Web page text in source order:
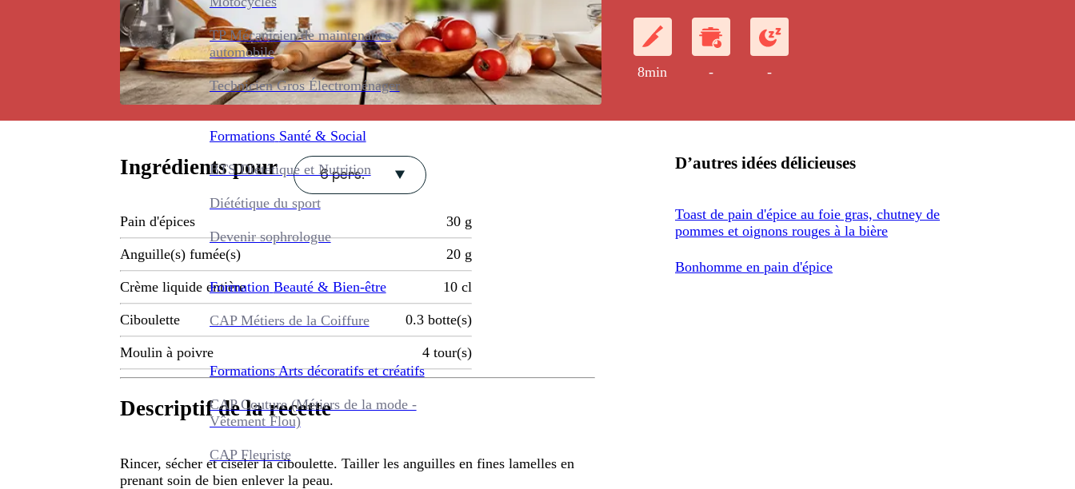
TP Mécanicien de maintenance
automobile
Technicien Gros Électroménager
Formations Santé & Social
BTS Diététique et Nutrition
Diététique du sport
Devenir sophrologue
Formation Beauté & Bien-être
CAP Métiers de la Coiffure
Formations Arts décoratifs et créatifs
CAP Couture (Métiers de la mode -
Vêtement Flou)
CAP Fleuriste
8min - -
Ingrédients pour 6 pers.
Pain d'épices 30 g
Anguille(s) fumée(s) 20 g
Crème liquide entière 10 cl
Ciboulette 0.3 botte(s)
Moulin à poivre 4 tour(s)
Descriptif de la recette
Rincer, sécher et ciseler la ciboulette. Tailler les anguilles en fines lamelles en
prenant soin de bien enlever la peau.
D’autres idées délicieuses
Toast de pain d'épice au foie gras, chutney de
pommes et oignons rouges à la bière
Bonhomme en pain d'épice